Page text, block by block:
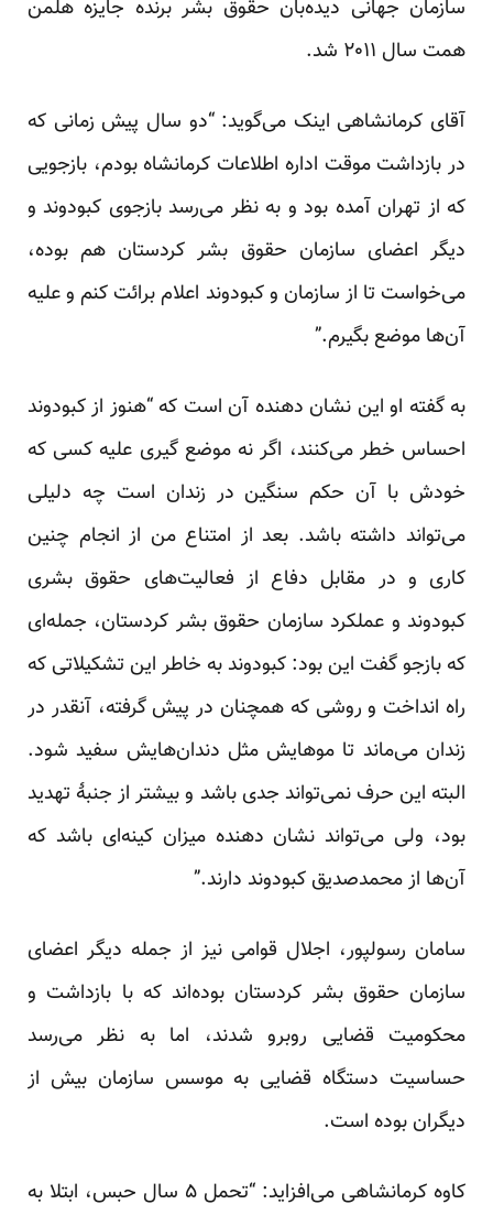
سازمان جهانی دیده‌بان حقوق بشر برنده جایزه هلمن
همت سال ۲۰۱۱ شد.
آقای کرمانشاهی اینک می‌گوید: “دو سال پیش زمانی که
در بازداشت موقت اداره اطلاعات کرمانشاه بودم، بازجویی
که از تهران آمده بود و به نظر می‌رسد بازجوی کبودوند و
دیگر اعضای سازمان حقوق بشر کردستان هم بوده،
می‌خواست تا از سازمان و کبودوند اعلام برائت کنم و علیه
آن‌ها موضع بگیرم.”
به گفته او این نشان دهنده آن است که “هنوز از کبودوند
احساس خطر می‌کنند، اگر نه موضع گیری علیه کسی که
خودش با آن حکم سنگین در زندان است چه دلیلی
می‌تواند داشته باشد. بعد از امتناع من از انجام چنین
کاری و در مقابل دفاع از فعالیت‌های حقوق بشری
کبودوند و عملکرد سازمان حقوق بشر کردستان، جمله‌ای
که بازجو گفت این بود: کبودوند به خاطر این تشکیلاتی که
راه انداخت و روشی که همچنان در پیش گرفته، آنقدر در
زندان می‌ماند تا مو‌هایش مثل دندان‌هایش سفید شود.
البته این حرف نمی‌تواند جدی باشد و بیشتر از جنبهٔ تهدید
بود، ولی می‌تواند نشان دهنده میزان کینه‌ای باشد که
آن‌ها از محمدصدیق کبودوند دارند.”
سامان رسولپور، اجلال قوامی نیز از جمله دیگر اعضای
سازمان حقوق بشر کردستان بوده‌اند که با بازداشت و
محکومیت قضایی روبرو شدند، اما به نظر می‌رسد
حساسیت دستگاه قضایی به موسس سازمان بیش از
دیگران بوده است.
کاوه کرمانشاهی می‌افزاید: “تحمل ۵ سال حبس، ابتلا به